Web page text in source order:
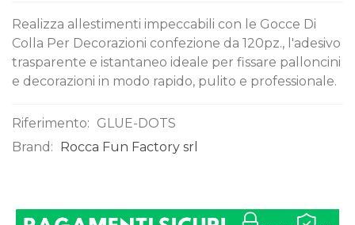
Realizza allestimenti impeccabili con le Gocce Di
Colla Per Decorazioni confezione da 120pz., l'adesivo
trasparente e istantaneo ideale per fissare palloncini
e decorazioni in modo rapido, pulito e professionale.
Riferimento: GLUE-DOTS
Brand:
Rocca Fun Factory srl